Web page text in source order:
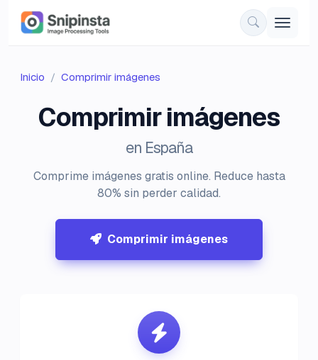
Inicio Comprimir imágenes
Comprimir imágenes
en España
Comprime imágenes gratis online. Reduce hasta
80% sin perder calidad.
Comprimir imágenes